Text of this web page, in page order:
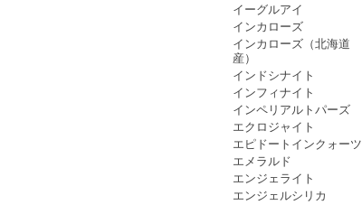
イーグルアイ
インカローズ
インカローズ（北海道
産）
インドシナイト
インフィナイト
インペリアルトパーズ
エクロジャイト
エピドートインクォーツ
エメラルド
エンジェライト
エンジェルシリカ